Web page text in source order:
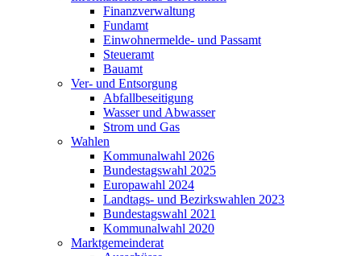
Finanzverwaltung
Fundamt
Einwohnermelde- und Passamt
Steueramt
Bauamt
Ver- und Entsorgung
Abfallbeseitigung
Wasser und Abwasser
Strom und Gas
Wahlen
Kommunalwahl 2026
Bundestagswahl 2025
Europawahl 2024
Landtags- und Bezirkswahlen 2023
Bundestagswahl 2021
Kommunalwahl 2020
Marktgemeinderat